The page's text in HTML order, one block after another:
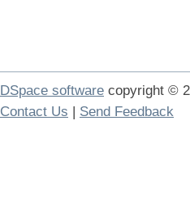
DSpace software copyright ©
Contact Us | Send Feedback